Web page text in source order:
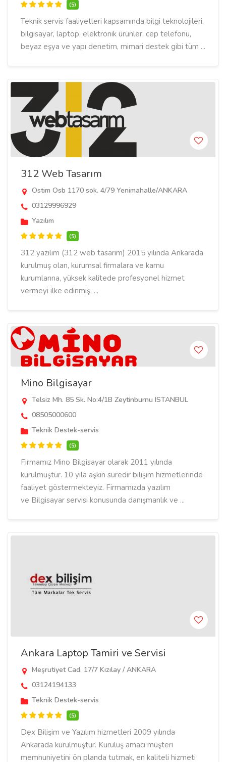
(5)
Teknik servis faaliyetleri kapsamında bilgi teknolojileri,
bilgisayar, laptop, elektronik ürünler, cep telefonu,
beyaz eşya ve yapı denetim, mimari destek gibi tüm ...
312 Web Tasarım
Ostim Osb 1170 sok. 4/79 Yenimahalle/ANKARA
03129996929
Yazılım
(5)
312 yazılım (312 web tasarım) 2015 yılında Ankarada
kurulmuş olan, kurumsal firmalara ve kamu
kurumlarına, yüksek kalitede profesyonel hizmet
vermeyi ilke edinmiş, ...
Mino Bilgisayar
Telsiz Mh. 85 Sk. No:4/1B Zeytinburnu ISTANBUL
08505000600
Teknik Destek-servis
(5)
Firmamız Mino Bilgisayar olarak 2011 yılında
kurulmuştur. 10 yıla aşkın süredir bilişim hizmetlerinde
faaliyet göstermekteyiz. Firmamızda yazılım
ve Bilgisayar servisi konusunda danışmanlık ve ...
Ankara Laptop Tamiri ve Servisi
Meşrutiyet Cad. 17/7 Kızılay / ANKARA
03124194133
Teknik Destek-servis
(5)
Dex Bilişim ve Yazılım hizmetleri 2009 yılında
Ankarada kurulmuştur. Kuruluş amacı müşteri
memnuniyetini ön planda tutmak, en kaliteli hizmeti